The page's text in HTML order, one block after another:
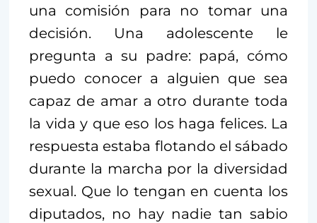
una comisión para no tomar una
decisión. Una adolescente le
pregunta a su padre: papá, cómo
puedo conocer a alguien que sea
capaz de amar a otro durante toda
la vida y que eso los haga felices. La
respuesta estaba flotando el sábado
durante la marcha por la diversidad
sexual. Que lo tengan en cuenta los
diputados, no hay nadie tan sabio